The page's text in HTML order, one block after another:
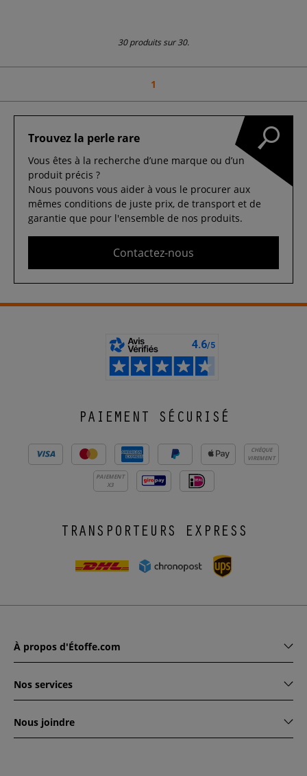
30 produits sur 30.
1
Trouvez la perle rare
Vous êtes à la recherche d’une marque ou d’un
produit précis ?
Nous pouvons vous aider à vous le procurer aux
mêmes conditions de juste prix, de transport et de
garantie que pour l'ensemble de nos produits.
Contactez-nous
PAIEMENT SÉCURISÉ
CHÈQUE
VIREMENT
PAIEMENT
X3
TRANSPORTEURS EXPRESS
À propos d'Étoffe.com
Nos services
Nous joindre